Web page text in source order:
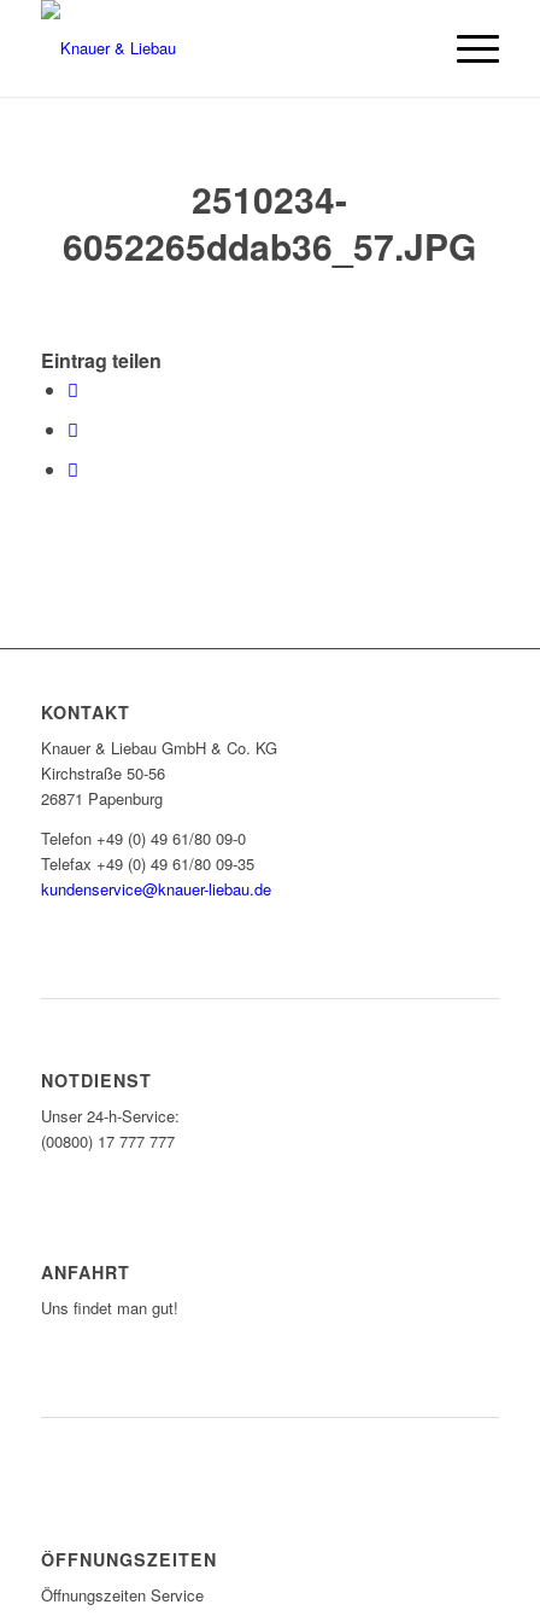
2510234-
6052265ddab36_57.JPG
Eintrag teilen
KONTAKT
Knauer & Liebau GmbH & Co. KG
Kirchstraße 50-56
26871 Papenburg
Telefon +49 (0) 49 61/80 09-0
Telefax +49 (0) 49 61/80 09-35
kundenservice@knauer-liebau.de
NOTDIENST
Unser 24-h-Service:
(00800) 17 777 777
ANFAHRT
Uns findet man gut!
ÖFFNUNGSZEITEN
Öffnungszeiten Service